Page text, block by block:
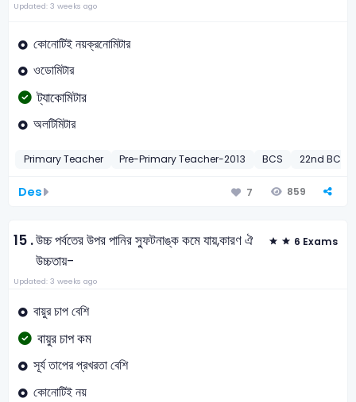
Updated: 3 weeks ago
কোনোটিই নয়ক্রনোমিটার
ওডোমিটার
ট্যাকোমিটার
অলটিমিটার
Primary Teacher Pre-Primary Teacher-2013 BCS 22nd BCS
Des 7 859
15 .উচ্চ পর্বতের উপর পানির স্ফুটনাঙ্ক কমে যায়,কারণ ঐ
উচ্চতায়-
6 Exams
Updated: 3 weeks ago
বায়ুর চাপ বেশি
বায়ুর চাপ কম
সূর্য তাপের প্রখরতা বেশি
কোনোটিই নয়